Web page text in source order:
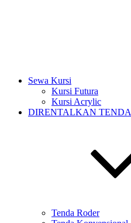
Sewa Kursi
Kursi Futura
Kursi Acrylic
DIRENTALKAN TENDA
Tenda Roder